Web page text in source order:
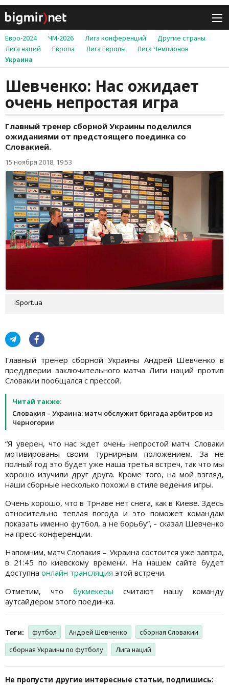
Евро-2024 ЧМ-2026 Лига конференций
Другие страны
Лига наций
Европа Лига Европы
Лига Чемпионов
Украина
Шевченко: Нас ожидает
очень непростая игра
Главный тренер сборной Украины поделился
ожиданиями от предстоящего поединка со
Словакией.
15 ноября 2018, 19:53
iSport.ua
Главный тренер сборной Украины Андрей Шевченко в
преддверии заключительного матча Лиги наций против
Словакии пообщался с прессой.
Читай также:
Словакия – Украина: матч обслужит бригада арбитров из
Черногории
“Я уверен, что нас ждет очень непростой матч. Словаки
мотивированы своим турнирным положением. За не
полный год это будет уже наша третья встреч, так что мы
хорошо изучили друг друга. Кроме того, на мой взгляд,
наши сборные несколько похожи в стиле ведения игры.
Очень хорошо, что в Трнаве нет снега, как в Киеве. Здесь
относительно теплая погода и это поможет командам
показать именно футбол, а не борьбу”, - сказал Шевченко
на пресс-конференции.
Напомним, матч Словакия – Украина состоится уже завтра,
в 21:45 по киевскому времени. На нашем сайте будет
доступна онлайн трансляция этой встречи.
Отметим, что букмекеры считают нашу команду
аутсайдером этого поединка.
Теги: футбол Андрей Шевченко
сборная Словакии
сборная Украины по футболу
Лига наций
Не пропусти другие интересные статьи, подпишись: